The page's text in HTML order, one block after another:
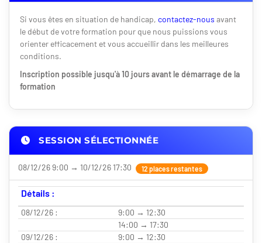
Si vous êtes en situation de handicap, contactez-nous avant
le début de votre formation pour que nous puissions vous
orienter efficacement et vous accueillir dans les meilleures
conditions.
Inscription possible jusqu'à 10 jours avant le démarrage de la
formation
SESSION SÉLECTIONNÉE
08/12/26 9:00 → 10/12/26 17:30 12 places restantes
Détails :
08/12/26 :
9:00 → 12:30
14:00 → 17:30
09/12/26 :
9:00 → 12:30